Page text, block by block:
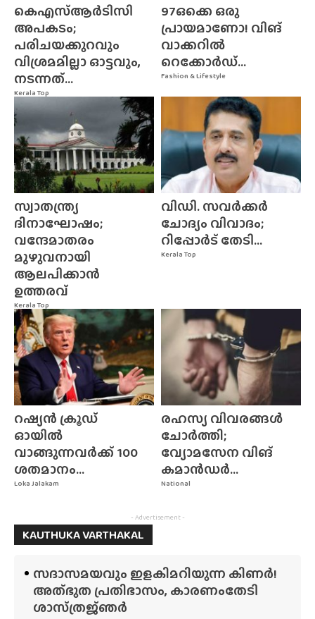
Kerala Top
കെഎസ്ആർടിസി
അപകടം;
പരിചയക്കുറവും
വിശ്രമമില്ലാ ഓട്ടവും,
നടന്നത്...
Fashion & Lifestyle
97ഒക്കെ ഒരു
പ്രായമാണോ! വിങ്
വാക്കറിൽ
റെക്കോർഡ്...
Kerala Top
സ്വാതന്ത്ര്യ
ദിനാഘോഷം;
വന്ദേമാതരം
മുഴുവനായി
ആലപിക്കാൻ
ഉത്തരവ്
Kerala Top
വിഡി. സവർക്കർ
ചോദ്യം വിവാദം;
റിപ്പോർട് തേടി...
Loka Jalakam
റഷ്യൻ ക്രൂഡ്
ഓയിൽ
വാങ്ങുന്നവർക്ക് 100
ശതമാനം...
National
രഹസ്യ വിവരങ്ങൾ
ചോർത്തി;
വ്യോമസേന വിങ്‌
കമാൻഡർ...
- Advertisement -
KAUTHUKA VARTHAKAL
സദാസമയവും ഇളകിമറിയുന്ന കിണർ!
അത്‌ഭുത പ്രതിഭാസം, കാരണംതേടി
ശാസ്‌ത്രജ്‌ഞർ